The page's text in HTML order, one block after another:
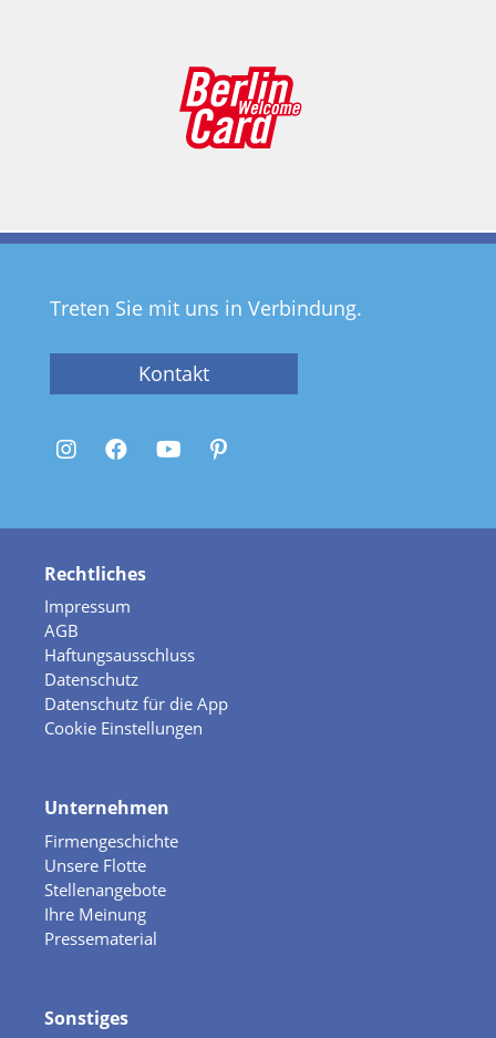
Rechtliches
Impressum
AGB
Haftungsausschluss
Datenschutz
Datenschutz für die App
Cookie Einstellungen
Unternehmen
Firmengeschichte
Unsere Flotte
Stellenangebote
Ihre Meinung
Pressematerial
Sonstiges
Treten Sie mit uns in Verbindung.
Kontakt